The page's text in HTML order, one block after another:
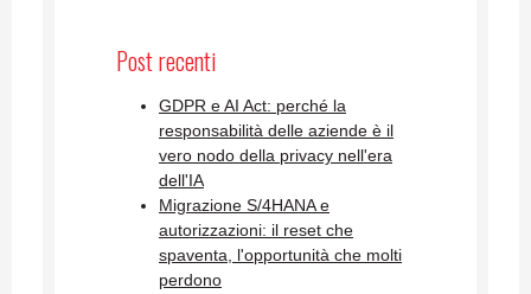
Post recenti
GDPR e AI Act: perché la
responsabilità delle aziende è il
vero nodo della privacy nell'era
dell'IA
Migrazione S/4HANA e
autorizzazioni: il reset che
spaventa, l'opportunità che molti
perdono